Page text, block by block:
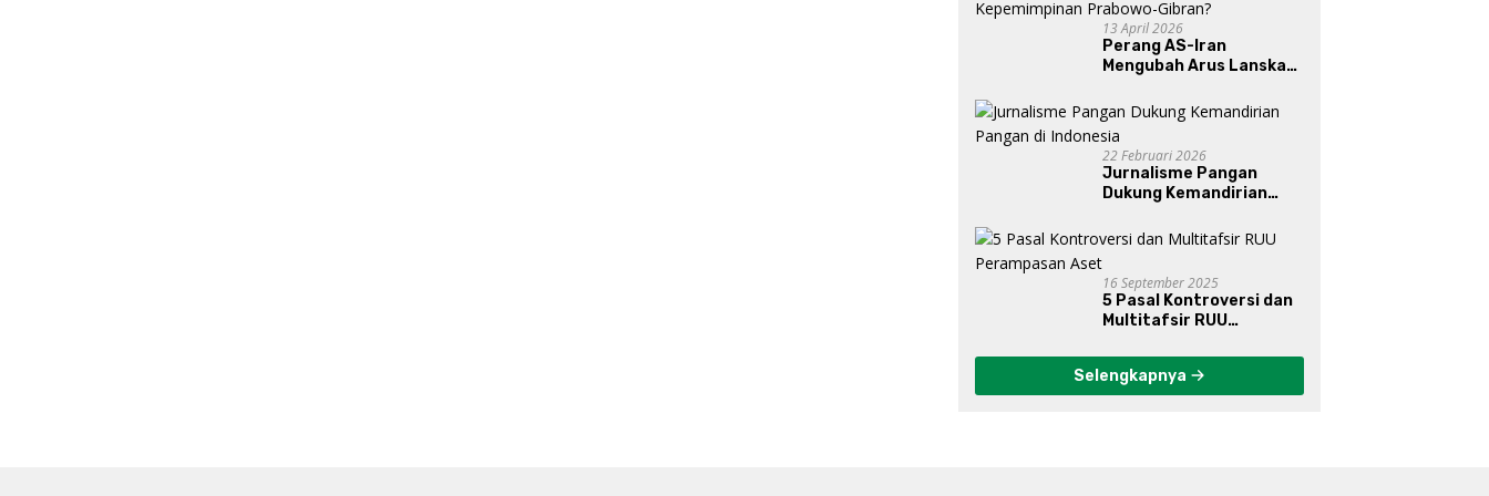
13 April 2026
Perang AS-Iran
Mengubah Arus Lanskap
Bawah Kepemimpinan
Prabowo-Gibran?
22 Februari 2026
Jurnalisme Pangan
Dukung Kemandirian
16 September 2025
5 Pasal Kontroversi dan
Multitafsir RUU
Selengkapnya